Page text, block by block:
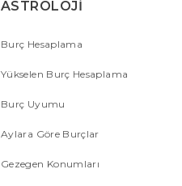
ASTROLOJİ
Burç Hesaplama
Yükselen Burç Hesaplama
Burç Uyumu
Aylara Göre Burçlar
Gezegen Konumları